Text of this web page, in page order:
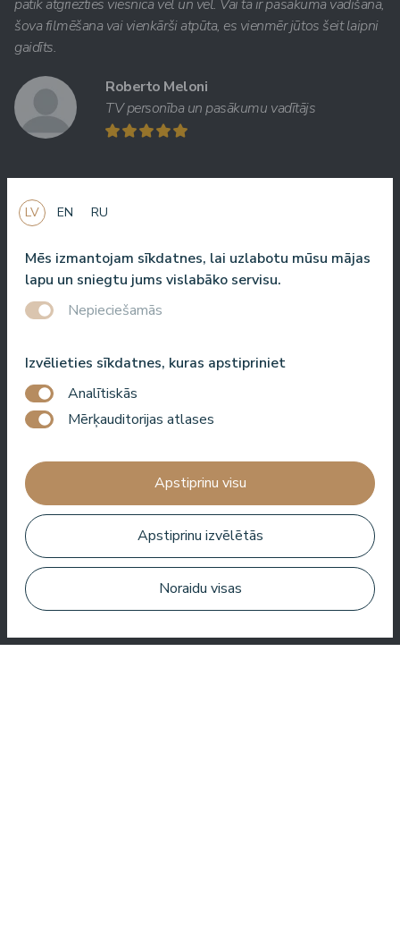
patīk atgriezties viesnīcā vēl un vēl. Vai tā ir pasākuma vadīšana,
šova filmēšana vai vienkārši atpūta, es vienmēr jūtos šeit laipni
gaidīts.
Roberto Meloni
TV personība un pasākumu vadītājs
Viena no labākajām viesnīcām Latvijā un Baltijas valstīs!
Labākā ēdienkarte, labākais serviss, labākā atrašanās vieta,
Jānis Zavadskis
Jauka viesnīca, kur pavadīt laiku SPA. Numuri ir labi, atrašanās
vieta ir tuvu jūrai. Bārmeņi ir draudzīgi un sagatavoja lielisku
Aleks Aves
Ļoti labs SPA, brīnišķīgas procedūras, labi numuri, garšīga
LV EN RU
Mēs izmantojam sīkdatnes, lai uzlabotu mūsu mājas
lapu un sniegtu jums vislabāko servisu.
Nepieciešamās
Izvēlieties sīkdatnes, kuras apstipriniet
Analītiskās
Mērķauditorijas atlases
Apstiprinu visu
Apstiprinu izvēlētās
Noraidu visas